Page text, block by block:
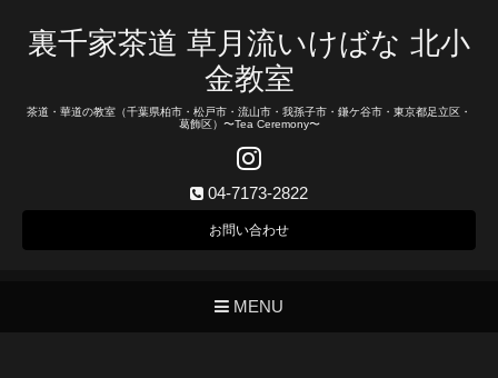
裏千家茶道 草月流いけばな 北小
金教室
茶道・華道の教室（千葉県柏市・松戸市・流山市・我孫子市・鎌ケ谷市・東京都足立区・
葛飾区）〜Tea Ceremony〜
04-7173-2822
お問い合わせ
MENU